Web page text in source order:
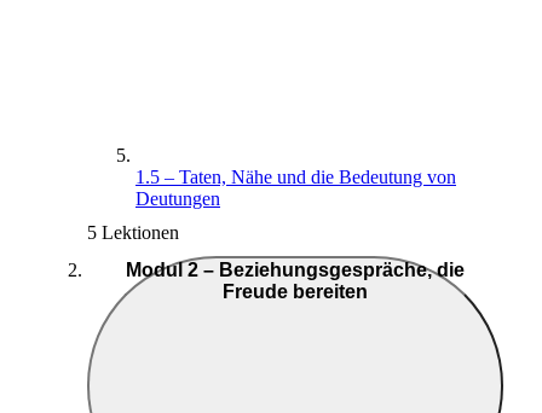
1.5 – Taten, Nähe und die Bedeutung von
Deutungen
5 Lektionen
Modul 2 – Beziehungsgespräche, die
Freude bereiten